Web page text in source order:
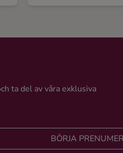
ta del av våra exklusiva
BÖRJA